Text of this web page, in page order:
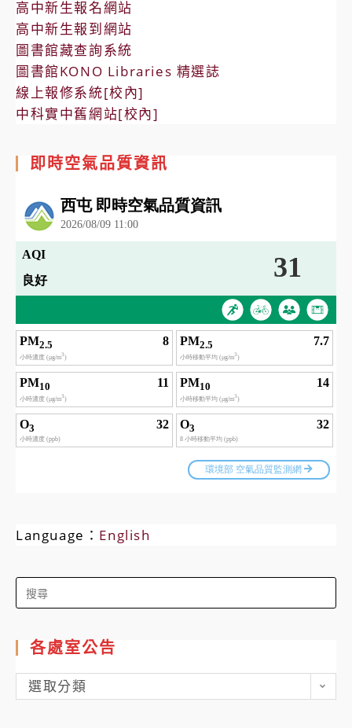
高中新生報名網站
高中新生報到網站
圖書館藏查詢系統
圖書館KONO Libraries 精選誌
線上報修系統[校內]
中科實中舊網站[校內]
即時空氣品質資訊
Language： English
Search
for:
各處室公告
各
處
選取分類